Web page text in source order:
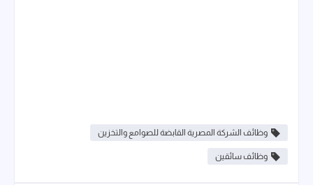
وظائف الشركة المصرية القابضة للصوامع والتخزين
وظائف سائقين